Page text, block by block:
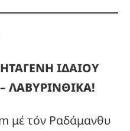
ΙΔΑΙΟΥ
ΛΑΒΥΡΙΝΘΙΚΑ!
μέ τόν Ραδάμανθυ